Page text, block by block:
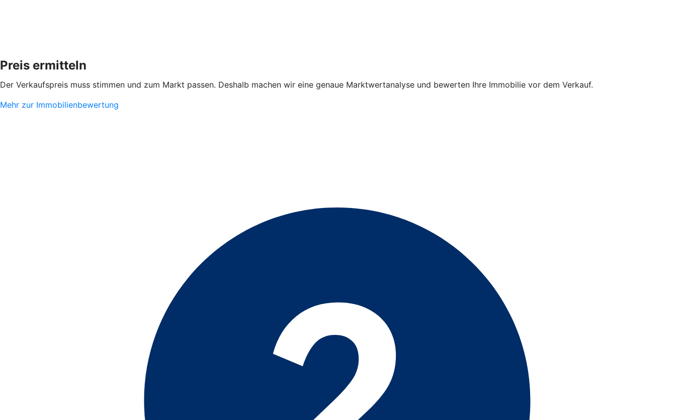
Preis ermitteln
Der Verkaufspreis muss stimmen und zum Markt passen. Deshalb machen wir eine genaue Marktwertanalyse und bewerten Ihre Immobilie vor dem Verkauf.
Mehr zur Immobilienbewertung